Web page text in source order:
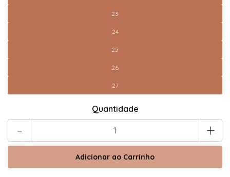
23
24
25
26
27
Quantidade
- +